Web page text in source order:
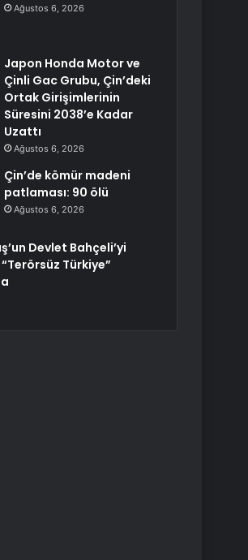
Ağustos 6, 2026
Japon Honda Motor ve
Çinli Gac Grubu, Çin’deki
Ortak Girişimlerinin
Süresini 2038’e Kadar
Uzattı
Ağustos 6, 2026
Çin’de kömür madeni
patlaması: 90 ölü
Ağustos 6, 2026
Devlet Bahçeli’yi
Türkiye”